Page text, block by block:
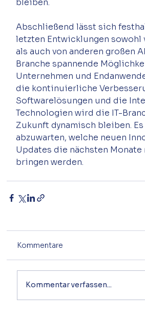
Abschließend lässt sich
letzten Entwicklungen
als auch von anderen großen
Branche spannende
Unternehmen und
die kontinuierliche
Softwarelösungen und die
Technologien wird die IT-
Zukunft dynamisch bleiben.
abzuwarten, welche neuen
Updates die nächsten
Kommentare
Kommentar verfassen...